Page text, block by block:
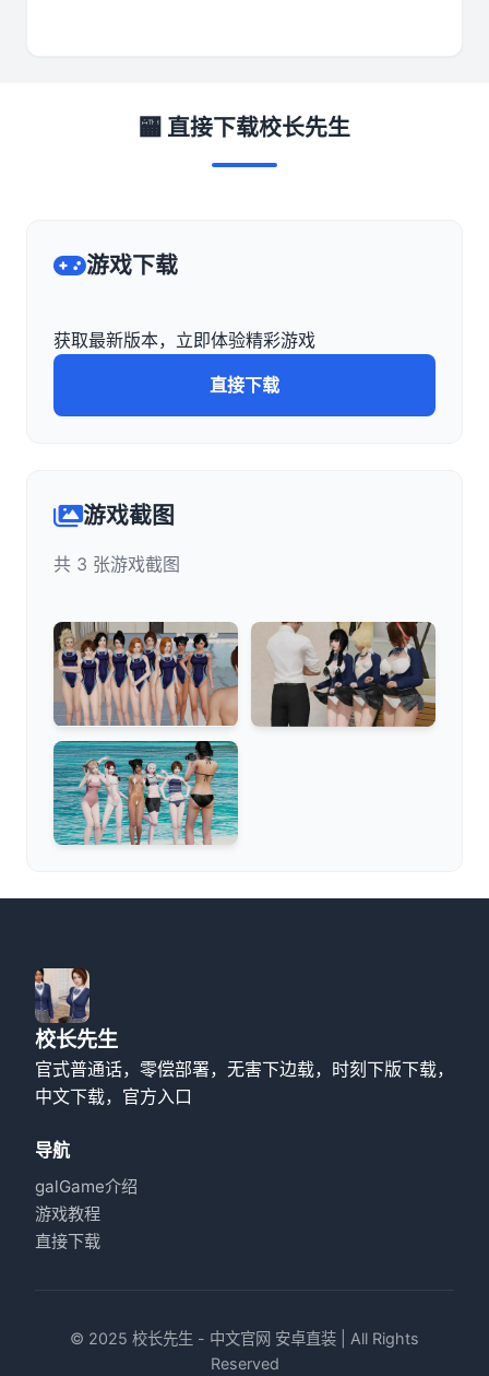
🏧 直接下载校长先生
游戏下载
获取最新版本，立即体验精彩游戏
直接下载
游戏截图
共 3 张游戏截图
校长先生
官式普通话，零偿部署，无害下边载，时刻下版下载，
中文下载，官方入口
导航
galGame介绍
游戏教程
直接下载
© 2025 校长先生 - 中文官网 安卓直装 | All Rights
Reserved